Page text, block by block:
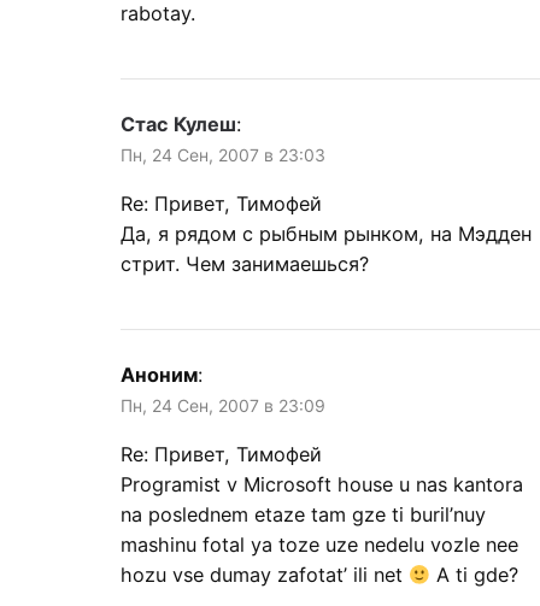
rabotay.
Стас Кулеш:
Пн, 24 Сен, 2007 в 23:03
Re: Привет, Тимофей
Да, я рядом с рыбным рынком, на Мэдден
стрит. Чем занимаешься?
Аноним:
Пн, 24 Сен, 2007 в 23:09
Re: Привет, Тимофей
Programist v Microsoft house u nas kantora
na poslednem etaze tam gze ti buril’nuy
mashinu fotal ya toze uze nedelu vozle nee
hozu vse dumay zafotat’ ili net
A ti gde?